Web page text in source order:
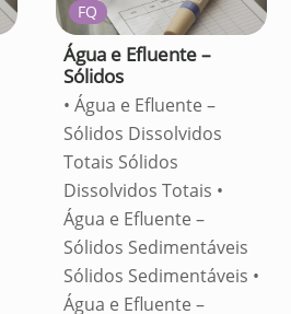
FQ
Água e Efluente –
Sólidos
• Água e Efluente –
Sólidos Dissolvidos
Totais Sólidos
Dissolvidos Totais •
Água e Efluente –
Sólidos Sedimentáveis
Sólidos Sedimentáveis •
Água e Efluente –